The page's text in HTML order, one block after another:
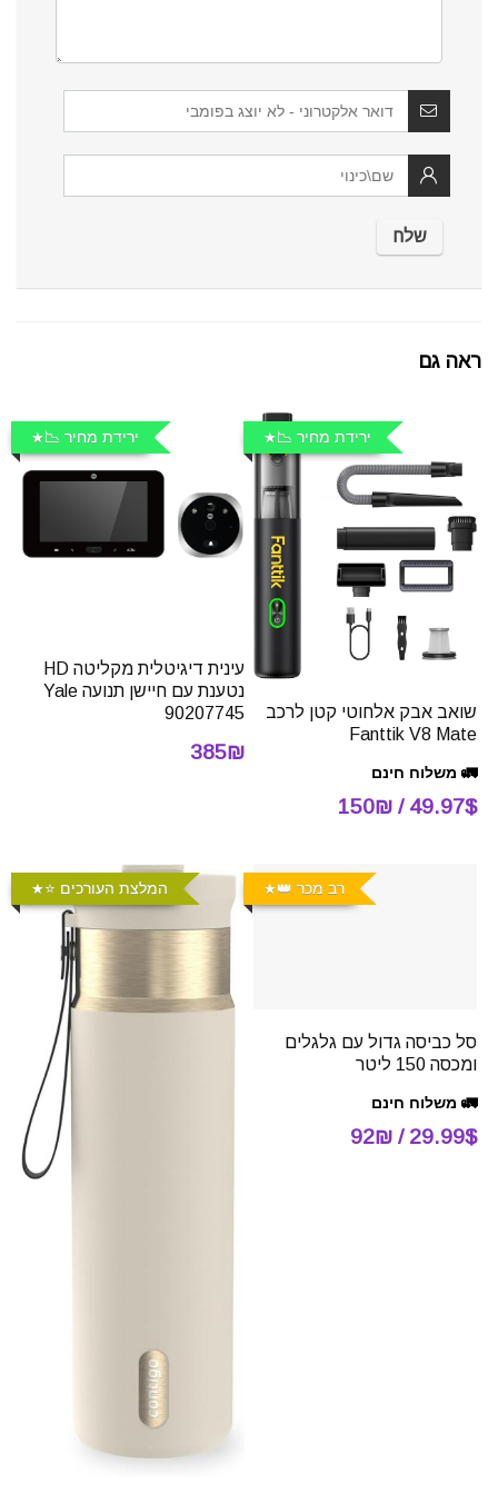
ראה גם
ירידת מחיר 📉
שואב אבק אלחוטי קטן לרכב
Fanttik V8 Mate
🚛 משלוח חינם
49.97$ / 150₪
ירידת מחיר 📉
עינית דיגיטלית מקליטה HD
נטענת עם חיישן תנועה Yale
90207745
385₪
רב מכר 👑
סל כביסה גדול עם גלגלים
ומכסה 150 ליטר
🚛 משלוח חינם
29.99$ / 92₪
המלצת העורכים ⭐️